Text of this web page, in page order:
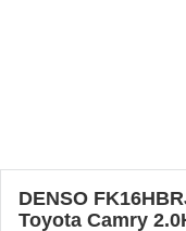
DENSO
Toyota Camry